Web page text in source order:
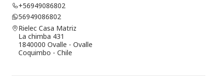
+56949086802
56949086802
Rielec Casa Matriz
La chimba 431
1840000 Ovalle - Ovalle
Coquimbo - Chile